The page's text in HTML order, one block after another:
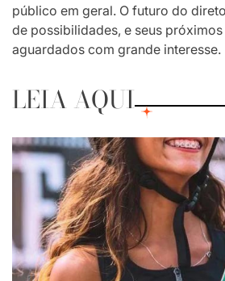
público em geral. O futuro do
de possibilidades, e seus
aguardados com grande interesse.
LEIA AQUI